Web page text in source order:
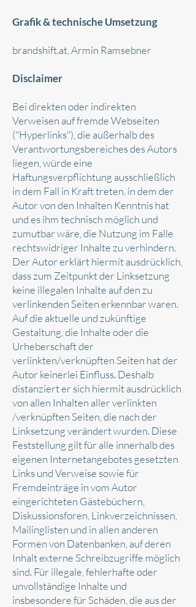
Grafik & technische Umsetzung
brandshift.at , Armin Ramsebner
Disclaimer
Bei direkten oder indirekten
Verweisen auf fremde Webseiten
("Hyperlinks"), die außerhalb des
Verantwortungsbereiches des Autors
liegen, würde eine
Haftungsverpflichtung ausschließlich
in dem Fall in Kraft treten, in dem der
Autor von den Inhalten Kenntnis hat
und es ihm technisch möglich und
zumutbar wäre, die Nutzung im Falle
rechtswidriger Inhalte zu verhindern.
Der Autor erklärt hiermit ausdrücklich,
dass zum Zeitpunkt der Linksetzung
keine illegalen Inhalte auf den zu
verlinkenden Seiten erkennbar waren.
Auf die aktuelle und zukünftige
Gestaltung, die Inhalte oder die
Urheberschaft der
verlinkten/verknüpften Seiten hat der
Autor keinerlei Einfluss. Deshalb
distanziert er sich hiermit ausdrücklich
von allen Inhalten aller verlinkten
/verknüpften Seiten, die nach der
Linksetzung verändert wurden. Diese
Feststellung gilt für alle innerhalb des
eigenen Internetangebotes gesetzten
Links und Verweise sowie für
Fremdeinträge in vom Autor
eingerichteten Gästebüchern,
Diskussionsforen, Linkverzeichnissen,
Mailinglisten und in allen anderen
Formen von Datenbanken, auf deren
Inhalt externe Schreibzugriffe möglich
sind. Für illegale, fehlerhafte oder
unvollständige Inhalte und
insbesondere für Schäden, die aus der